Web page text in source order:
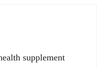
supplement